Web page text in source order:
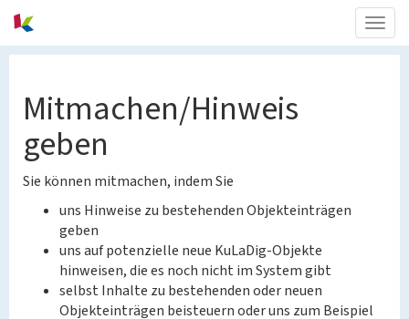
Mitmachen/Hinweis
geben
Sie können mitmachen, indem Sie
uns Hinweise zu bestehenden Objekteinträgen
geben
uns auf potenzielle neue KuLaDig-Objekte
hinweisen, die es noch nicht im System gibt
selbst Inhalte zu bestehenden oder neuen
Objekteinträgen beisteuern oder uns zum Beispiel